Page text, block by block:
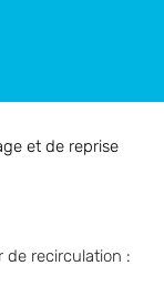
et de reprise
de recirculation :